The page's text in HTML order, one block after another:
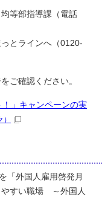
均等部指導課（電話
とラインへ（0120‐
ご確認ください。
！」キャンペーンの実
「外国人雇用啓発月
やすい職場 ～外国人